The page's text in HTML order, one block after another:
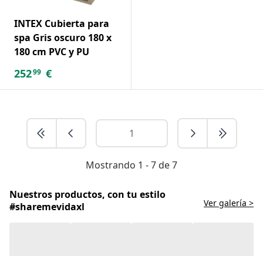
INTEX Cubierta para
spa Gris oscuro 180 x
180 cm PVC y PU
25299 €
Mostrando 1 - 7 de 7
Nuestros productos, con tu estilo
#sharemevidaxl
Ver galería >